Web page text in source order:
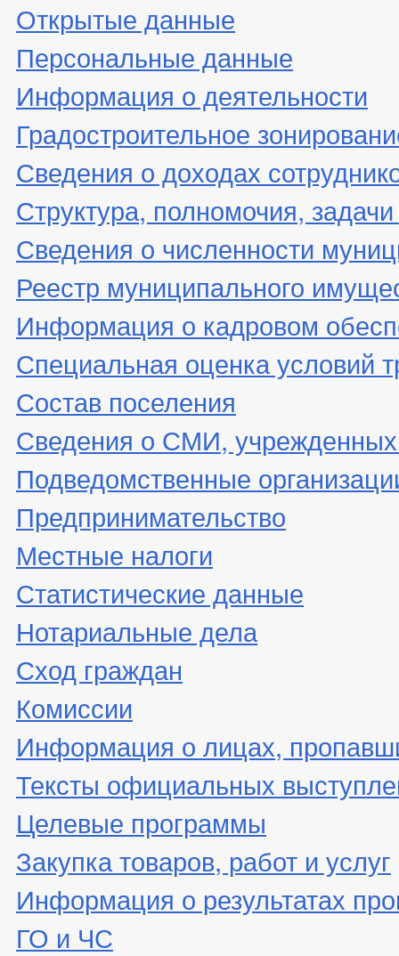
Открытые данные
Персональные данные
Информация о деятельности
Градостроительное
Сведения о доходах
Структура, полномочия,
Сведения о численности
Реестр муниципального
Информация о кадровом
Специальная оценка условий
Состав поселения
Сведения о СМИ,
Подведомственные
Предпринимательство
Местные налоги
Статистические данные
Нотариальные дела
Сход граждан
Комиссии
Информация о лицах,
Тексты официальных
Целевые программы
Закупка товаров, работ и услуг
Информация о результатах
ГО и ЧС